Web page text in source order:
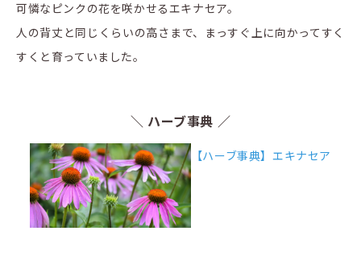
可憐なピンクの花を咲かせるエキナセア。
人の背丈と同じくらいの高さまで、まっすぐ上に向かってすく
すくと育っていました。
＼ ハーブ事典 ／
【ハーブ事典】エキナセア